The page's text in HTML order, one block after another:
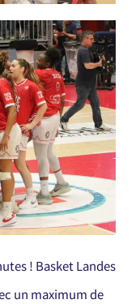
! Basket Landes
un maximum de